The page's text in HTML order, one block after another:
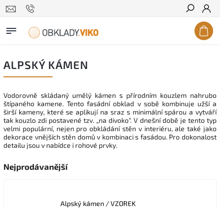
Hledat
ALPSKÝ KÁMEN
Vodorovně skládaný umělý kámen s přírodním kouzlem nahrubo
štípaného kamene. Tento fasádní obklad v sobě kombinuje užší a
širší kameny, které se aplikují na sraz s minimální spárou a vytváří
tak kouzlo zdi postavené tzv. „na divoko“. V dnešní době je tento typ
velmi populární, nejen pro obkládání stěn v interiéru, ale také jako
dekorace vnějších stěn domů v kombinaci s fasádou. Pro dokonalost
detailu jsou v nabídce i rohové prvky.
Nejprodávanější
Alpský kámen / VZOREK